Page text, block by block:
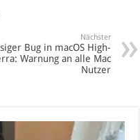
Nächster
Bug in macOS High-
Warnung an alle Mac
Nutzer